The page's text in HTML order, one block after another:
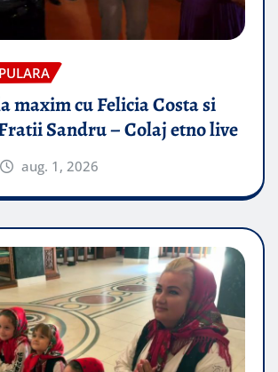
maxim cu Felicia Costa si
Sandru – Colaj etno live
aug. 1, 2026